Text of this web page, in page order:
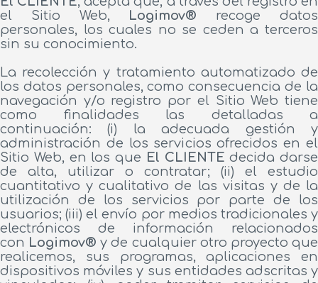
el Sitio Web, Logimov® recoge datos
personales, los cuales no se ceden a terceros
sin su conocimiento.
La recolección y tratamiento automatizado de
los datos personales, como consecuencia de la
navegación y/o registro por el Sitio Web tiene
como finalidades las detalladas a
continuación: (i) la adecuada gestión y
administración de los servicios ofrecidos en el
Sitio Web, en los que El CLIENTE decida darse
de alta, utilizar o contratar; (ii) el estudio
cuantitativo y cualitativo de las visitas y de la
utilización de los servicios por parte de los
usuarios; (iii) el envío por medios tradicionales y
electrónicos de información relacionados
con Logimov®y de cualquier otro proyecto que
realicemos, sus programas, aplicaciones en
dispositivos móviles y sus entidades adscritas y